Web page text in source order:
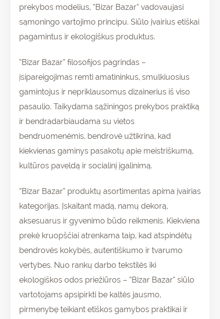
prekybos modelius, “Bizar Bazar” vadovaujasi
sąmoningo vartojimo principu. Siūlo įvairius etiškai
pagamintus ir ekologiškus produktus.
“Bizar Bazar” filosofijos pagrindas –
įsipareigojimas remti amatininkus, smulkiuosius
gamintojus ir nepriklausomus dizainerius iš viso
pasaulio. Taikydama sąžiningos prekybos praktiką
ir bendradarbiaudama su vietos
bendruomenėmis, bendrovė užtikrina, kad
kiekvienas gaminys pasakotų apie meistriškumą,
kultūros paveldą ir socialinį įgalinimą.
“Bizar Bazar” produktų asortimentas apima įvairias
kategorijas. Įskaitant madą, namų dekorą,
aksesuarus ir gyvenimo būdo reikmenis. Kiekviena
prekė kruopščiai atrenkama taip, kad atspindėtų
bendrovės kokybės, autentiškumo ir tvarumo
vertybes. Nuo rankų darbo tekstilės iki
ekologiškos odos priežiūros – “Bizar Bazar” siūlo
vartotojams apsipirkti be kaltės jausmo,
pirmenybę teikiant etiškos gamybos praktikai ir